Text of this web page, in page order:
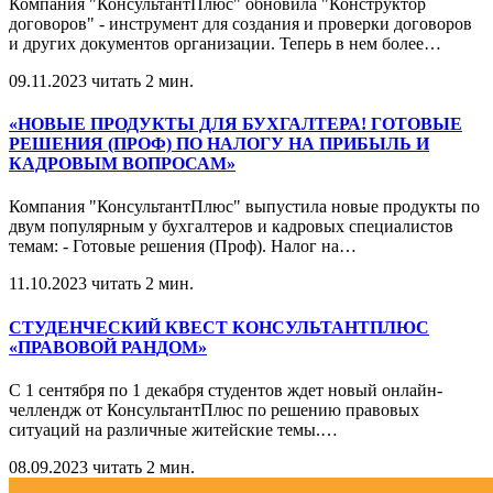
договоров" - инструмент для создания и проверки договоров
и других документов организации. Теперь в нем более…
09.11.2023 читать 2 мин.
«НОВЫЕ ПРОДУКТЫ ДЛЯ БУХГАЛТЕРА! ГОТОВЫЕ
РЕШЕНИЯ (ПРОФ) ПО НАЛОГУ НА ПРИБЫЛЬ И
КАДРОВЫМ ВОПРОСАМ»
Компания "КонсультантПлюс" выпустила новые продукты по
двум популярным у бухгалтеров и кадровых специалистов
темам: - Готовые решения (Проф). Налог на…
11.10.2023 читать 2 мин.
СТУДЕНЧЕСКИЙ КВЕСТ КОНСУЛЬТАНТПЛЮС
«ПРАВОВОЙ РАНДОМ»
С 1 сентября по 1 декабря студентов ждет новый онлайн-
челлендж от КонсультантПлюс по решению правовых
ситуаций на различные житейские темы.…
08.09.2023 читать 2 мин.